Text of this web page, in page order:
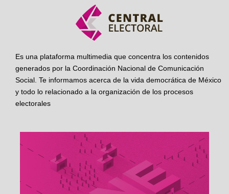
Es una plataforma multimedia que concentra los contenidos
generados por la Coordinación Nacional de Comunicación
Social. Te informamos acerca de la vida democrática de México
y todo lo relacionado a la organización de los procesos
electorales